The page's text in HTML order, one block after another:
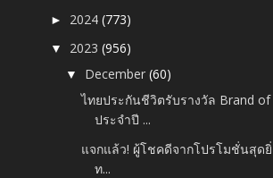
► 2024(773)
▼ 2023(956)
▼ December(60)
ไทยประกันชีวิตรับรางวัล Brand of
ประจำปี ...
แจกแล้ว! ผู้โชคดีจากโปรโมชั่นสุดยิ่
ท...